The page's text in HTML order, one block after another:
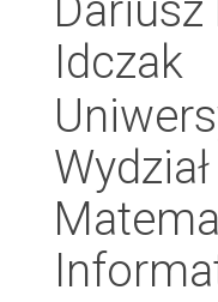
Idczak
Wydział